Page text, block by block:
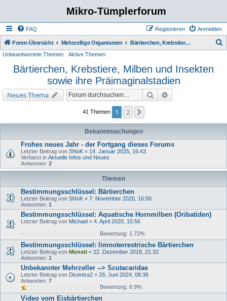
Mikro-Tümplerforum
FAQ Anmelden
Registrieren
Foren-Übersicht Mehrzellige Organismen Bärtierchen, Krebstiere, Milben und Insekten sowie ihre Präimaginalstadien
Unbeantwortete Themen Aktive Themen
Bärtierchen, Krebstiere, Milben und Insekten
sowie ihre Präimaginalstadien
Neues Thema Suche
41 Themen 1 2
Bekanntmachungen
Frohes neues Jahr - der Fortgang dieses Forums
Letzter Beitrag von SNoK « 14. Januar 2025, 16:43
Verfasst in Aktuelle Infos und Neues
Antworten: 2
Themen
Bestimmungsschlüssel: Bärtierchen
Letzter Beitrag von SNoK « 7. November 2020, 16:50
Antworten: 1
Bestimmungsschlüssel: Aquatische Hornmilben (Oribatiden)
Letzter Beitrag von Michael « 4. April 2020, 15:56
Bewertung: 1.72%
Bestimmungsschlüssel: limnoterrestrische Bärtierchen
Letzter Beitrag von Monsti « 22. Dezember 2018, 21:32
Antworten: 1
Unbekannter Mehrzeller --> Scutacaridae
Letzter Beitrag von Dicentra2 « 28. Juni 2024, 08:36
Antworten: 7
Bewertung: 6.9%
Video vom Eisbärtierchen